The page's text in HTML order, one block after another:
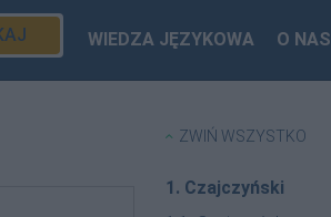
WIEDZA JĘZYKOWA O NAS
ZWIŃ WSZYSTKO
1. Czajczyński